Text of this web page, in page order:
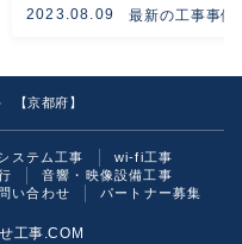
2023.08.09 最新の工事事例
【京都府】
ステム工事
wi-fi工事
音響・映像設備工事
い合わせ パートナー募集
工事.COM